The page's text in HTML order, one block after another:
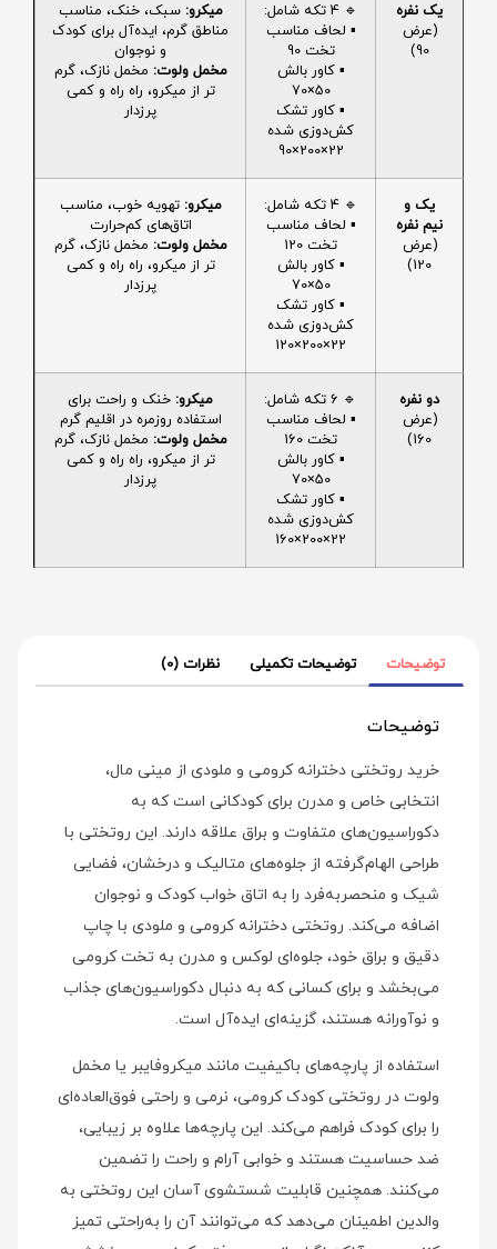
یک نفره
(عرض
90)
🔹 4 تکه شامل:
▪️ لحاف مناسب
تخت 90
▪️ کاور بالش
50×70
▪️ کاور تشک
کش‌دوزی شده
22×200×90
میکرو: سبک، خنک، مناسب
مناطق گرم، ایده‌آل برای کودک
و نوجوان
مخمل ولوت: مخمل نازک، گرم
تر از میکرو، راه راه و کمی
پرزدار
یک و
نیم نفره
(عرض
120)
🔹 4 تکه شامل:
▪️ لحاف مناسب
تخت 120
▪️ کاور بالش
50×70
▪️ کاور تشک
کش‌دوزی شده
22×200×120
میکرو: تهویه خوب، مناسب
اتاق‌های کم‌حرارت
مخمل ولوت: مخمل نازک، گرم
تر از میکرو، راه راه و کمی
پرزدار
دو نفره
(عرض
160)
🔹 6 تکه شامل:
▪️ لحاف مناسب
تخت 160
▪️ کاور بالش
50×70
▪️ کاور تشک
کش‌دوزی شده
22×200×160
میکرو: خنک و راحت برای
استفاده روزمره در اقلیم گرم
مخمل ولوت: مخمل نازک، گرم
تر از میکرو، راه راه و کمی
پرزدار
توضیحات توضیحات تکمیلی نظرات (0)
توضیحات
خرید روتختی دخترانه کرومی و ملودی از مینی‌ مال،
انتخابی خاص و مدرن برای کودکانی است که به
دکوراسیون‌های متفاوت و براق علاقه دارند. این روتختی با
طراحی الهام‌گرفته از جلوه‌های متالیک و درخشان، فضایی
شیک و منحصر‌به‌فرد را به اتاق خواب کودک و نوجوان
اضافه می‌کند. روتختی دخترانه کرومی و ملودی با چاپ
دقیق و براق خود، جلوه‌ای لوکس و مدرن به تخت کرومی
می‌بخشد و برای کسانی که به دنبال دکوراسیون‌های جذاب
و نوآورانه هستند، گزینه‌ای ایده‌آل است.
استفاده از پارچه‌های باکیفیت مانند میکروفایبر یا مخمل
ولوت در روتختی کودک کرومی، نرمی و راحتی فوق‌العاده‌ای
را برای کودک فراهم می‌کند. این پارچه‌ها علاوه بر زیبایی،
ضد حساسیت هستند و خوابی آرام و راحت را تضمین
می‌کنند. همچنین قابلیت شستشوی آسان این روتختی به
والدین اطمینان می‌دهد که می‌توانند آن را به‌راحتی تمیز